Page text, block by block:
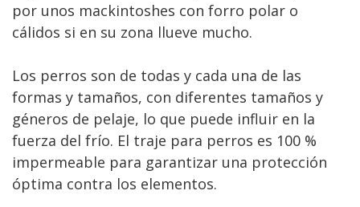
por unos mackintoshes con forro polar o
cálidos si en su zona llueve mucho.
Los perros son de todas y cada una de las
formas y tamaños, con diferentes tamaños y
géneros de pelaje, lo que puede influir en la
fuerza del frío. El traje para perros es 100 %
impermeable para garantizar una protección
óptima contra los elementos.